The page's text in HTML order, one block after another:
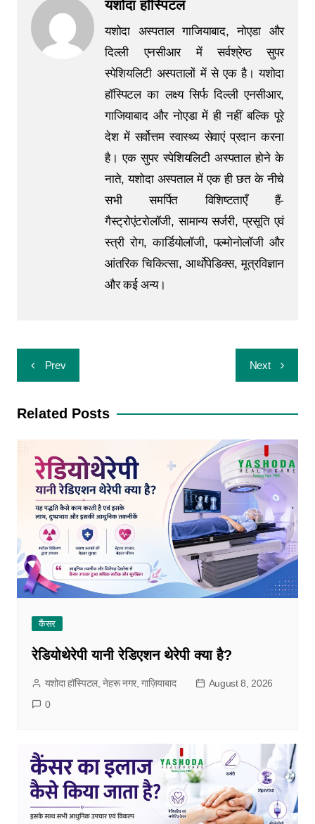
यशोदा हॉस्पिटल
यशोदा अस्पताल गाजियाबाद, नोएडा और
दिल्ली एनसीआर में सर्वश्रेष्ठ सुपर
स्पेशियलिटी अस्पतालों में से एक है। यशोदा
हॉस्पिटल का लक्ष्य सिर्फ दिल्ली एनसीआर,
गाजियाबाद और नोएडा में ही नहीं बल्कि पूरे
देश में सर्वोत्तम स्वास्थ्य सेवाएं प्रदान करना
है। एक सुपर स्पेशियलिटी अस्पताल होने के
नाते, यशोदा अस्पताल में एक ही छत के नीचे
सभी समर्पित विशिष्टताएँ हैं-
गैस्ट्रोएंटरोलॉजी, सामान्य सर्जरी, प्रसूति एवं
स्त्री रोग, कार्डियोलॉजी, पल्मोनोलॉजी और
आंतरिक चिकित्सा, आर्थोपेडिक्स, मूत्रविज्ञान
और कई अन्य।
Prev Next
Related Posts
कैंसर
रेडियोथेरेपी यानी रेडिएशन थेरेपी क्या है?
यशोदा हॉस्पिटल, नेहरू नगर, गाज़ियाबाद
August 8, 2026
0